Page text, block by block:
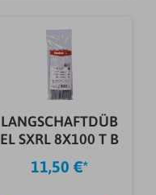
LANGSCHAFTDÜB
EL SXRL 8X100 T B
11,50 €*